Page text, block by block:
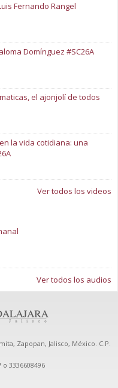
Fernando Rangel
Domínguez #SC26A
el ajonjolí de todos
la vida cotidiana: una
Ver todos los videos
Ver todos los audios
Zapopan, Jalisco, México. C.P.
o 3336608496